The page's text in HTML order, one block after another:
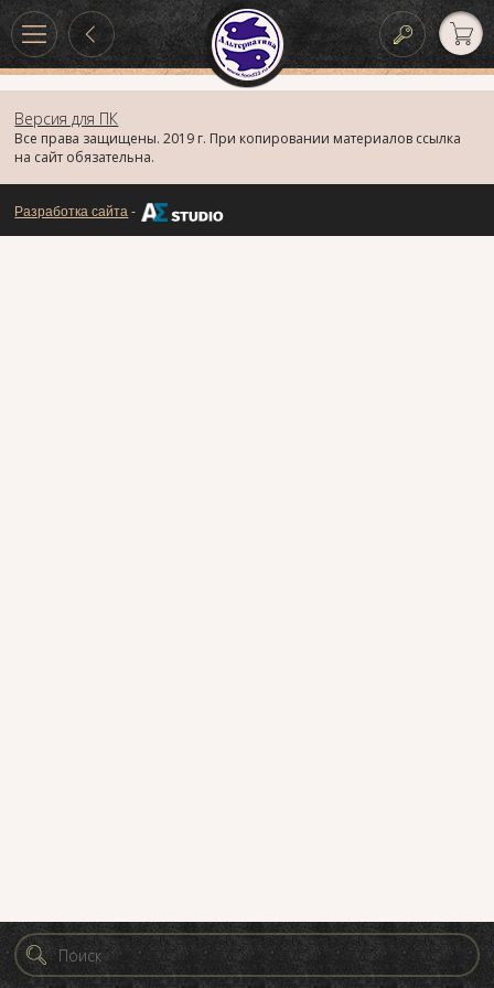
Версия для ПК
Все права защищены. 2019 г. При копировании материалов ссылка
на сайт обязательна.
Разработка сайта -